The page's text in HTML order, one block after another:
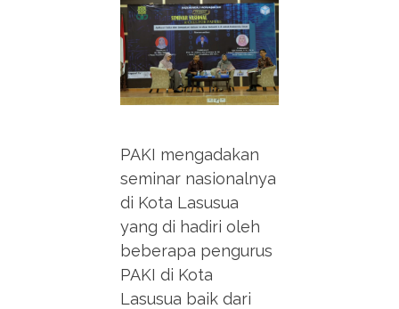
PAKI mengadakan
seminar nasionalnya
di Kota Lasusua
yang di hadiri oleh
beberapa pengurus
PAKI di Kota
Lasusua baik dari